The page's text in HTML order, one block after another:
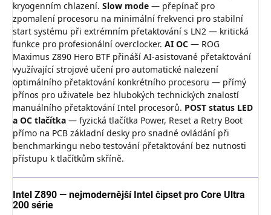
kryogenním chlazení. Slow mode — přepínač pro
zpomalení procesoru na minimální frekvenci pro stabilní
start systému při extrémním přetaktování s LN2 — kritická
funkce pro profesionální overclocker. AI OC — ROG
Maximus Z890 Hero BTF přináší AI-asistované přetaktování
využívající strojové učení pro automatické nalezení
optimálního přetaktování konkrétního procesoru — přímý
přínos pro uživatele bez hlubokých technických znalostí
manuálního přetaktování Intel procesorů. POST status LED
a OC tlačítka — fyzická tlačítka Power, Reset a Retry Boot
přímo na PCB základní desky pro snadné ovládání při
benchmarkingu nebo testování přetaktování bez nutnosti
přístupu k tlačítkům skříně.
Intel Z890 — nejmodernější Intel čipset pro Core Ultra
200 série